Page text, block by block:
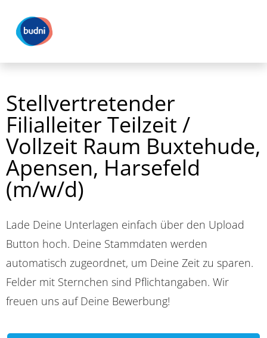
Stellvertretender
Filialleiter Teilzeit /
Vollzeit Raum Buxtehude,
Apensen, Harsefeld
(m/w/d)
Lade Deine Unterlagen einfach über den Upload
Button hoch. Deine Stammdaten werden
automatisch zugeordnet, um Deine Zeit zu sparen.
Felder mit Sternchen sind Pflichtangaben. Wir
freuen uns auf Deine Bewerbung!